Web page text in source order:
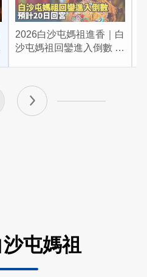
2026白沙屯媽祖進香｜白
沙屯媽祖回鑾進入倒數 預
屯媽祖